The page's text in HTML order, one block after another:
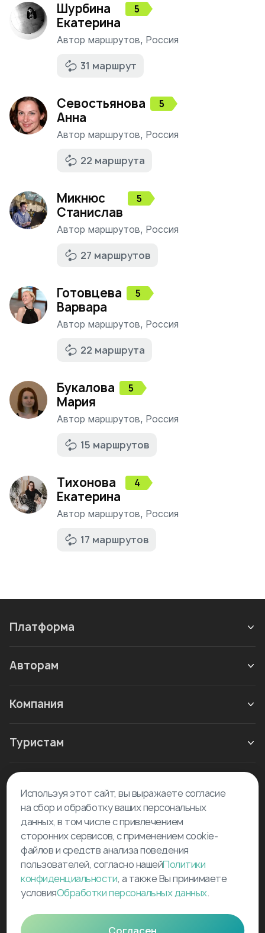
Шурбина
Екатерина
5
Автор маршрутов, Россия
31 маршрут
Севостьянова
Анна
5
Автор маршрутов, Россия
22 маршрута
Микнюс
Станислав
5
Автор маршрутов, Россия
27 маршрутов
Готовцева
Варвара
5
Автор маршрутов, Россия
22 маршрута
Букалова
Мария
5
Автор маршрутов, Россия
15 маршрутов
Тихонова
Екатерина
4
Автор маршрутов, Россия
17 маршрутов
Платформа
Авторам
Компания
Туристам
Новое в блоге
©2026Tourselfer
support@tourselfer.com
Карта сайта
Используя этот сайт, вы выражаете согласие
на сбор и обработку ваших персональных
данных, в том числе с привлечением
сторонних сервисов, с применением cookie-
файлов и средств анализа поведения
пользователей, согласно нашейПолитики
конфиденциальности, а также Вы принимаете
условияОбработки персональных данных.